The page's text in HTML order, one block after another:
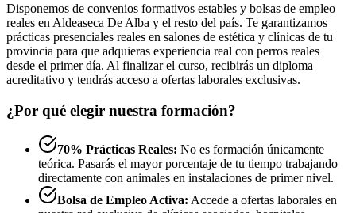
Disponemos de convenios formativos estables y bolsas de empleo
reales en Aldeaseca De Alba y el resto del país. Te garantizamos
prácticas presenciales reales en salones de estética y clínicas de tu
provincia para que adquieras experiencia real con perros reales
desde el primer día. Al finalizar el curso, recibirás un diploma
acreditativo y tendrás acceso a ofertas laborales exclusivas.
¿Por qué elegir nuestra formación?
70% Prácticas Reales: No es formación únicamente
teórica. Pasarás el mayor porcentaje de tu tiempo trabajando
directamente con animales en instalaciones de primer nivel.
Bolsa de Empleo Activa: Accede a ofertas laborales en